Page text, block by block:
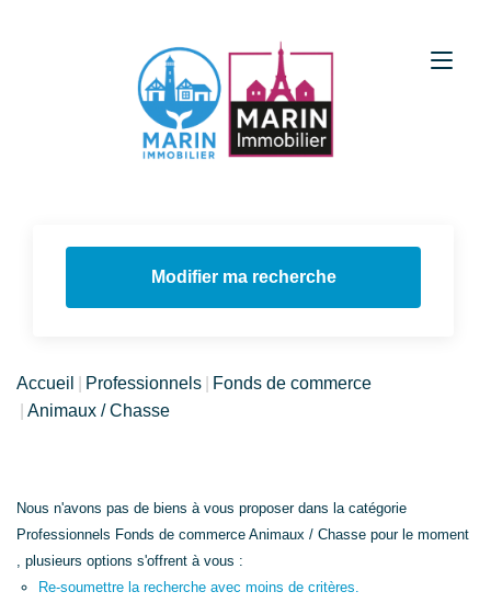
Modifier ma recherche
Accueil Professionnels
Fonds de commerce
Animaux / Chasse
Nous n'avons pas de biens à vous proposer dans la catégorie
Professionnels Fonds de commerce Animaux / Chasse pour le moment
, plusieurs options s'offrent à vous :
Re-soumettre la recherche avec moins de critères.